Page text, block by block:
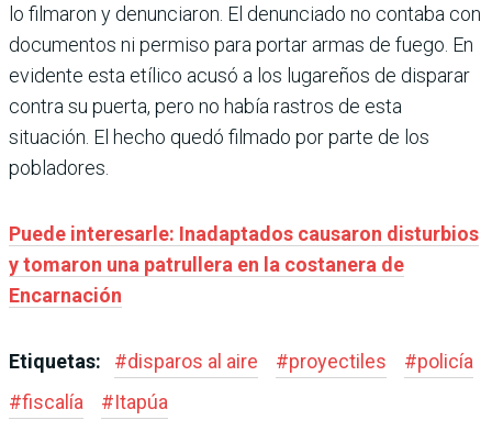
lo filmaron y denunciaron. El denunciado no contaba con
documentos ni permiso para portar armas de fuego. En
evidente esta etílico acusó a los lugareños de disparar
contra su puerta, pero no había rastros de esta
situación. El hecho quedó filmado por parte de los
pobladores.
Puede interesarle: Inadaptados causaron disturbios
y tomaron una patrullera en la costanera de
Encarnación
Etiquetas: #disparos al aire #proyectiles #policía
#fiscalía #Itapúa